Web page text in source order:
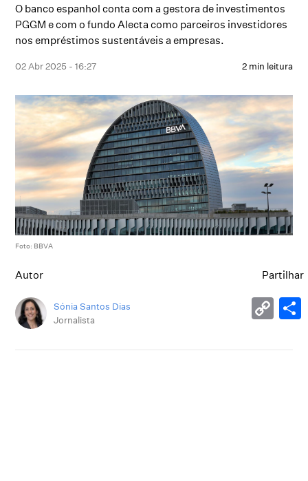
O banco espanhol conta com a gestora de investimentos
PGGM e com o fundo Alecta como parceiros investidores
nos empréstimos sustentáveis a empresas.
02 Abr 2025 - 16:27 2 min leitura
Foto: BBVA
Autor
Sónia Santos Dias
Jornalista
Partilhar